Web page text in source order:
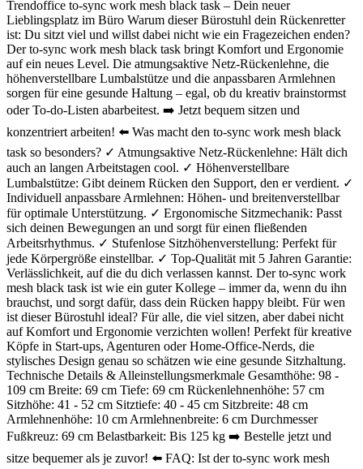
Trendoffice to-sync work mesh black task – Dein neuer
Lieblingsplatz im Büro Warum dieser Bürostuhl dein Rückenretter
ist: Du sitzt viel und willst dabei nicht wie ein Fragezeichen enden?
Der to-sync work mesh black task bringt Komfort und Ergonomie
auf ein neues Level. Die atmungsaktive Netz-Rückenlehne, die
höhenverstellbare Lumbalstütze und die anpassbaren Armlehnen
sorgen für eine gesunde Haltung – egal, ob du kreativ brainstormst
oder To-do-Listen abarbeitest. ➡️ Jetzt bequem sitzen und
konzentriert arbeiten! ⬅️ Was macht den to-sync work mesh black
task so besonders? ✓ Atmungsaktive Netz-Rückenlehne: Hält dich
auch an langen Arbeitstagen cool. ✓ Höhenverstellbare
Lumbalstütze: Gibt deinem Rücken den Support, den er verdient. ✓
Individuell anpassbare Armlehnen: Höhen- und breitenverstellbar
für optimale Unterstützung. ✓ Ergonomische Sitzmechanik: Passt
sich deinen Bewegungen an und sorgt für einen fließenden
Arbeitsrhythmus. ✓ Stufenlose Sitzhöhenverstellung: Perfekt für
jede Körpergröße einstellbar. ✓ Top-Qualität mit 5 Jahren Garantie:
Verlässlichkeit, auf die du dich verlassen kannst. Der to-sync work
mesh black task ist wie ein guter Kollege – immer da, wenn du ihn
brauchst, und sorgt dafür, dass dein Rücken happy bleibt. Für wen
ist dieser Bürostuhl ideal? Für alle, die viel sitzen, aber dabei nicht
auf Komfort und Ergonomie verzichten wollen! Perfekt für kreative
Köpfe in Start-ups, Agenturen oder Home-Office-Nerds, die
stylisches Design genau so schätzen wie eine gesunde Sitzhaltung.
Technische Details & Alleinstellungsmerkmale Gesamthöhe: 98 -
109 cm Breite: 69 cm Tiefe: 69 cm Rückenlehnenhöhe: 57 cm
Sitzhöhe: 41 - 52 cm Sitztiefe: 40 - 45 cm Sitzbreite: 48 cm
Armlehnenhöhe: 10 cm Armlehnenbreite: 6 cm Durchmesser
Fußkreuz: 69 cm Belastbarkeit: Bis 125 kg ➡️ Bestelle jetzt und
sitze bequemer als je zuvor! ⬅️ FAQ: Ist der to-sync work mesh